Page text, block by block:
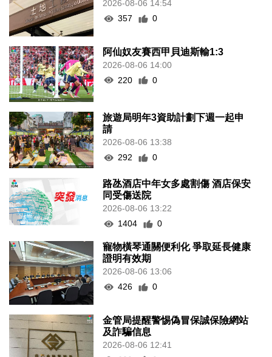
2026-08-06 14:54
357
0
阿仙奴友賽西甲貝迪斯輸1:3
2026-08-06 14:00
220
0
旅遊局明年3資助計劃下週一起申
請
2026-08-06 13:38
292
0
路氹酒店中年女多處割傷 酒店保安
同受傷送院
2026-08-06 13:22
1404
0
寵物橫琴通關便利化 爭取延長健康
證明有效期
2026-08-06 13:06
426
0
金管局提醒警惕偽冒保誠保險網站
及詐騙信息
2026-08-06 12:41